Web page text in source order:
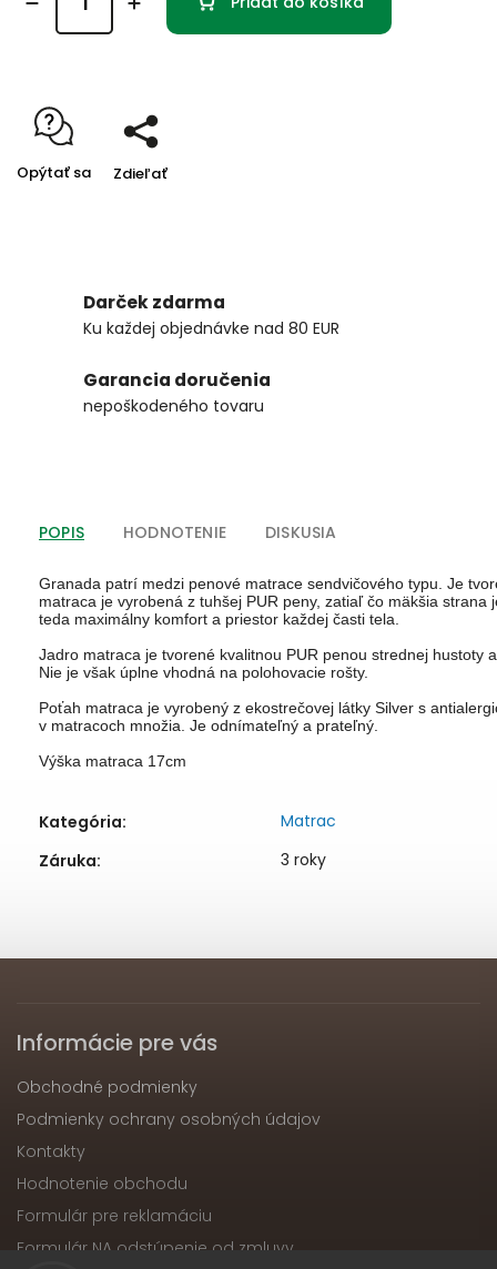
Opýtať sa Zdieľať
Darček zdarma
Ku každej objednávke nad 80 EUR
Garancia doručenia
nepoškodeného tovaru
POPIS HODNOTENIE DISKUSIA
Granada patrí medzi penové matrace sendvičového typu. Je
matraca je vyrobená z tuhšej PUR peny, zatiaľ čo mäkšia
teda maximálny komfort a priestor každej časti tela.
Jadro matraca je tvorené kvalitnou PUR penou strednej
Nie je však úplne vhodná na polohovacie rošty.
Poťah matraca je vyrobený z ekostrečovej látky Silver s
v matracoch množia. Je odnímateľný a prateľný.
Výška matraca 17cm
Kategória:
Matrac
Záruka: 3 roky
Informácie pre vás
Obchodné podmienky
Podmienky ochrany osobných údajov
Kontakty
Hodnotenie obchodu
Formulár pre reklamáciu
Formulár NA odstúpenie od zmluvy